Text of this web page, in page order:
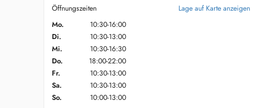
Öffnungszeiten
Mo.
10:30-16:00
Di.
10:30-13:00
Mi.
10:30-16:30
Do.
18:00-22:00
Fr.
10:30-13:00
Sa.
10:30-13:00
So.
10:00-13:00
Lage auf Karte anzeigen